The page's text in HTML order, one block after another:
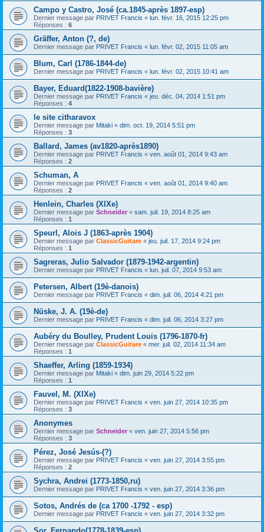
Campo y Castro, José (ca.1845-après 1897-esp)
Dernier message par PRIVET Francis « lun. févr. 16, 2015 12:25 pm
Réponses : 6
Gräffer, Anton (?, de)
Dernier message par PRIVET Francis « lun. févr. 02, 2015 11:05 am
Blum, Carl (1786-1844-de)
Dernier message par PRIVET Francis « lun. févr. 02, 2015 10:41 am
Bayer, Eduard(1822-1908-bavière)
Dernier message par PRIVET Francis « jeu. déc. 04, 2014 1:51 pm
Réponses : 4
le site citharavox
Dernier message par Mitaki « dim. oct. 19, 2014 5:51 pm
Réponses : 3
Ballard, James (av1820-après1890)
Dernier message par PRIVET Francis « ven. août 01, 2014 9:43 am
Réponses : 2
Schuman, A
Dernier message par PRIVET Francis « ven. août 01, 2014 9:40 am
Réponses : 2
Henlein, Charles (XIXe)
Dernier message par Schneider « sam. juil. 19, 2014 8:25 am
Réponses : 1
Speurl, Alois J (1863-après 1904)
Dernier message par ClassicGuitare « jeu. juil. 17, 2014 9:24 pm
Réponses : 1
Sagreras, Julio Salvador (1879-1942-argentin)
Dernier message par PRIVET Francis « lun. juil. 07, 2014 9:53 am
Petersen, Albert (19è-danois)
Dernier message par PRIVET Francis « dim. juil. 06, 2014 4:21 pm
Nüske, J. A. (19è-de)
Dernier message par PRIVET Francis « dim. juil. 06, 2014 3:27 pm
Aubéry du Boulley, Prudent Louis (1796-1870-fr)
Dernier message par ClassicGuitare « mer. juil. 02, 2014 11:34 am
Réponses : 1
Shaeffer, Arling (1859-1934)
Dernier message par Mitaki « dim. juin 29, 2014 5:22 pm
Réponses : 1
Fauvel, M. (XIXe)
Dernier message par PRIVET Francis « ven. juin 27, 2014 10:35 pm
Réponses : 3
Anonymes
Dernier message par Schneider « ven. juin 27, 2014 5:56 pm
Réponses : 3
Pérez, José Jesús-(?)
Dernier message par PRIVET Francis « ven. juin 27, 2014 3:55 pm
Réponses : 2
Sychra, Andrei (1773-1850,ru)
Dernier message par PRIVET Francis « ven. juin 27, 2014 3:36 pm
Sotos, Andrés de (ca 1700 -1792 - esp)
Dernier message par PRIVET Francis « ven. juin 27, 2014 3:32 pm